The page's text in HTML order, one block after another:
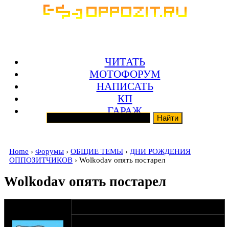
ЧИТАТЬ
МОТОФОРУМ
НАПИСАТЬ
КП
ГАРАЖ
Home › Форумы › ОБЩИЕ ТЕМЫ › ДНИ РОЖДЕНИЯ
ОППОЗИТЧИКОВ › Wolkodav опять постарел
Wolkodav опять постарел